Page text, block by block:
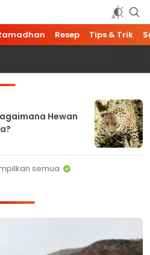
Resep Tips & Trik
Hewan
semua